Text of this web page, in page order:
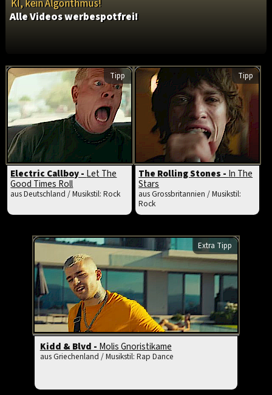
KI, kein Algorithmus!
Alle Videos werbespotfrei!
Tipp
Electric Callboy - Let The
Good Times Roll
aus Deutschland / Musikstil: Rock
Tipp
The Rolling Stones - In The
Stars
aus Grossbritannien / Musikstil:
Rock
Extra Tipp
Kidd & Blvd - Molis Gnoristikame
aus Griechenland / Musikstil: Rap Dance